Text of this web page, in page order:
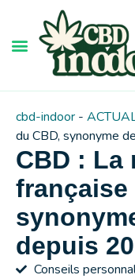
cbd-indoor -
du CBD, synonyme
CBD : La
française
depuis
Conseils